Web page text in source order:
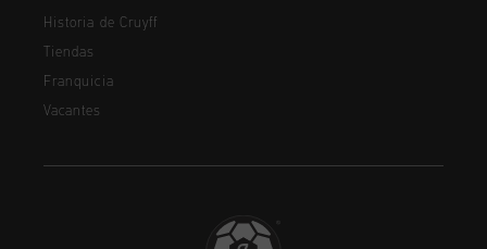
Historia de Cruyff
Tiendas
Franquicia
Vacantes